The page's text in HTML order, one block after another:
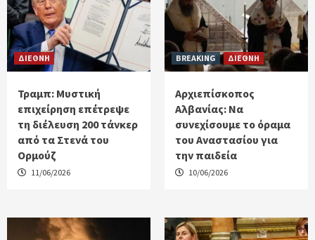
ΔΙΕΘΝΗ
Τραμπ: Μυστική
επιχείρηση επέτρεψε
τη διέλευση 200 τάνκερ
από τα Στενά του
Ορμούζ
11/06/2026
BREAKING ΔΙΕΘΝΗ
Αρχιεπίσκοπος
Αλβανίας: Να
συνεχίσουμε το όραμα
του Αναστασίου για
την παιδεία
10/06/2026